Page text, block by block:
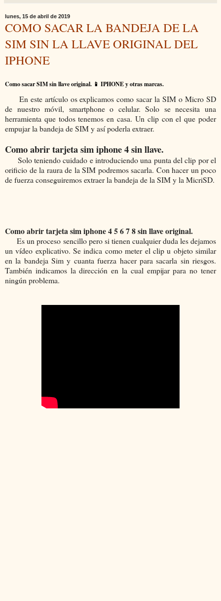
lunes, 15 de abril de 2019
COMO SACAR LA BANDEJA DE LA
SIM SIN LA LLAVE ORIGINAL DEL
IPHONE
Como sacar SIM sin llave original. 📱 IPHONE y otras marcas.
En este artículo os explicamos como sacar la SIM o Micro SD
de nuestro móvil, smartphone o celular. Solo se necesita una
herramienta que todos tenemos en casa. Un clip con el que poder
empujar la bandeja de SIM y así poderla extraer.
Como abrir tarjeta sim iphone 4 sin llave.
Solo teniendo cuidado e introduciendo una punta del clip por el
orificio de la raura de la SIM podremos sacarla. Con hacer un poco
de fuerza conseguiremos extraer la bandeja de la SIM y la MicriSD.
Como abrir tarjeta sim iphone 4 5 6 7 8 sin llave original.
Es un proceso sencillo pero si tienen cualquier duda les dejamos
un vídeo explicativo. Se indica como meter el clip u objeto similar
en la bandeja Sim y cuanta fuerza hacer para sacarla sin riesgos.
También indicamos la dirección en la cual empijar para no tener
ningún problema.